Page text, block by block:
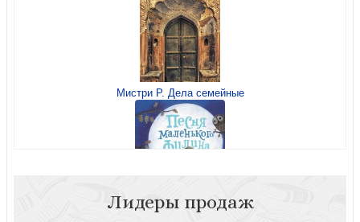
Свифт Д. Путешествия Гулливера (Амфора)
Мистри Р. Дела семейные
Лидеры продаж